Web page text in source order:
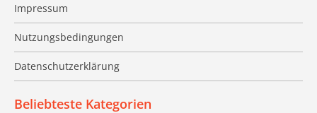
Impressum
Nutzungsbedingungen
Datenschutzerklärung
Beliebteste Kategorien